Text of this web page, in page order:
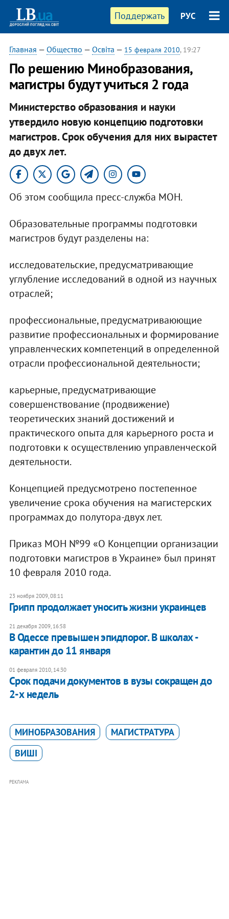
Поддержать РУС
Главная — Общество — Освіта — 15 февраля 2010, 19:27
По решению Минобразования,
магистры будут учиться 2 года
Министерство образования и науки
утвердило новую концепцию подготовки
магистров. Срок обучения для них вырастет
до двух лет.
Об этом сообщила пресс-служба МОН.
Образовательные программы подготовки
магистров будут разделены на:
исследовательские, предусматривающие
углубление исследований в одной из научных
отраслей;
профессиональные, предусматриваюющие
развитие профессиональных и формирование
управленческих компетенций в определенной
отрасли профессиональной деятельности;
карьерные, предусматривающие
совершенствование (продвижение)
теоретических знаний достижений и
практического опыта для карьерного роста и
подготовки к осуществлению управленческой
деятельности.
Концепцией предусмотрено постепенное
увеличение срока обучения на магистерских
программах до полутора-двух лет.
Приказ МОН №99 «О Концепции организации
подготовки магистров в Украине» был принят
10 февраля 2010 года.
23 ноября 2009, 08:11
Грипп продолжает уносить жизни украинцев
21 декабря 2009, 16:58
В Одессе превышен эпидпорог. В школах -
карантин до 11 января
01 февраля 2010, 14:30
Срок подачи документов в вузы сокращен до
2-х недель
МИНОБРАЗОВАНИЯ
МАГИСТРАТУРА
ВИШІ
РЕКЛАМА